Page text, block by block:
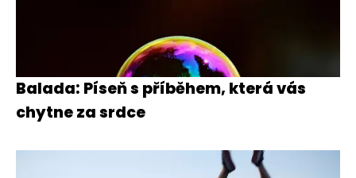
Balada: Píseň s příběhem, která vás
chytne za srdce